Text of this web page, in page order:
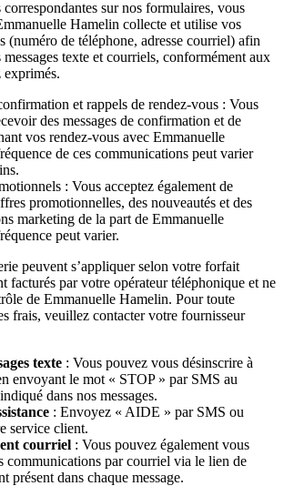
correspondantes sur nos formulaires, vous
Hamelin collecte et utilise vos
(numéro de téléphone, adresse courriel) afin
texte et courriels, conformément aux
et rappels de rendez-vous : Vous
des messages de confirmation et de
vos rendez-vous avec Emmanuelle
de ces communications peut varier
: Vous acceptez également de
promotionnelles, des nouveautés et des
marketing de la part de Emmanuelle
peut varier.
peuvent s’appliquer selon votre forfait
facturés par votre opérateur téléphonique et ne
de Emmanuelle Hamelin. Pour toute
frais, veuillez contacter votre fournisseur
texte : Vous pouvez vous désinscrire à
envoyant le mot « STOP » par SMS au
dans nos messages.
: Envoyez « AIDE » par SMS ou
service client.
courriel : Vous pouvez également vous
communications par courriel via le lien de
présent dans chaque message.